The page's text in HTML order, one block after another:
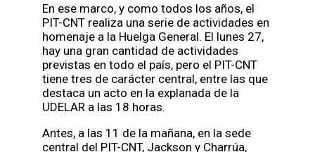
En ese marco, y como todos los años, el
PIT-CNT realiza una serie de actividades en
homenaje a la Huelga General. El lunes 27,
hay una gran cantidad de actividades
previstas en todo el país, pero el PIT-CNT
tiene tres de carácter central, entre las que
destaca un acto en la explanada de la
UDELAR a las 18 horas.
Antes, a las 11 de la mañana, en la sede
central del PIT-CNT, Jackson y Charrúa,